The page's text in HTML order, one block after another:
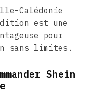
Calédonie
est une
pour
sans limites.
Shein